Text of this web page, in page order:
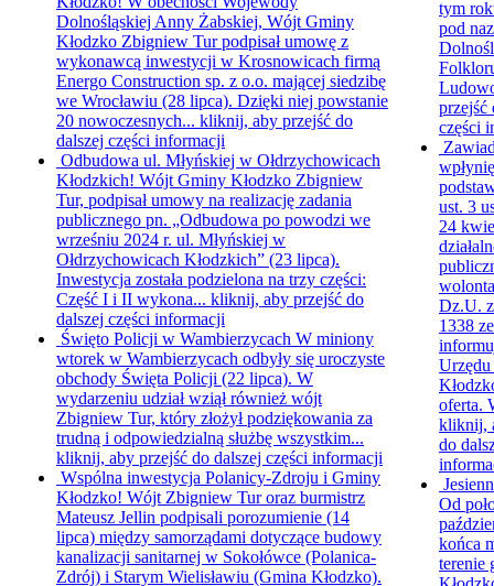
Dolnośląskiej Anny Żabskiej, Wójt Gminy
Kłodzko Zbigniew Tur podpisał umowę z
wykonawcą inwestycji w Krosnowicach firmą
Energo Construction sp. z o.o. mającej siedzibę
we Wrocławiu (28 lipca). Dzięki niej powstanie
20 nowoczesnych... kliknij, aby przejść do
dalszej części informacji
Odbudowa ul. Młyńskiej w Ołdrzychowicach
Kłodzkich! Wójt Gminy Kłodzko Zbigniew
Tur, podpisał umowy na realizację zadania
publicznego pn. „Odbudowa po powodzi we
wrześniu 2024 r. ul. Młyńskiej w
Ołdrzychowicach Kłodzkich” (23 lipca).
Inwestycja została podzielona na trzy części:
Część I i II wykona... kliknij, aby przejść do
dalszej części informacji
Święto Policji w Wambierzycach W miniony
wtorek w Wambierzycach odbyły się uroczyste
obchody Święta Policji (22 lipca). W
wydarzeniu udział wziął również wójt
Zbigniew Tur, który złożył podziękowania za
trudną i odpowiedzialną służbę wszystkim...
kliknij, aby przejść do dalszej części informacji
Wspólna inwestycja Polanicy-Zdroju i Gminy
Kłodzko! Wójt Zbigniew Tur oraz burmistrz
Mateusz Jellin podpisali porozumienie (14
lipca) między samorządami dotyczące budowy
kanalizacji sanitarnej w Sokołówce (Polanica-
Zdrój) i Starym Wielisławiu (Gmina Kłodzko).
tym
pod
przejść
części
ust. 3
24
Dz.U.
1338
oferta.
kliknij,
do
Od
końca
terenie